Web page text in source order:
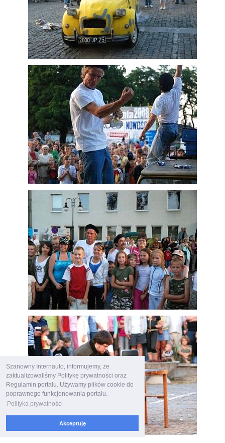
Szanowny Internauto, informujemy, że
zaktualizowaliśmy Politykę prywatności oraz
Regulamin portalu. Używamy plików cookie do
poprawnego funkcjonowania portalu.
Polityka prywatności
Akceptuję